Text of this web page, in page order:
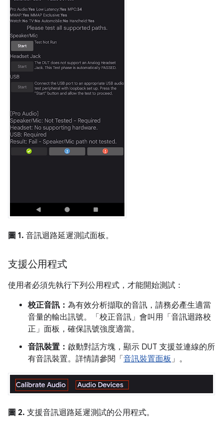
圖 1. 音訊迴路延遲測試面板。
支援公用程式
使用者必須先執行下列公用程式，才能開始測試：
校正音訊： 為有效分析擷取的音訊，請務必產生適當
音量的輸出訊號。「校正音訊」 會叫用「音訊迴路校
正」 面板，確保訊號強度適當。
音訊裝置： 啟動對話方塊，顯示 DUT 支援並連線的所
有音訊裝置。詳情請參閱「 音訊裝置面板」。
圖 2. 支援音訊迴路延遲測試的公用程式。